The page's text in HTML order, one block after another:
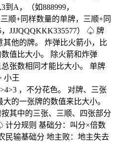
A，（如888999，
顺+同样数量的单牌，三顺+同
JJJQQQKKK335577） ♤ 牌
他的牌。 炸弹比火箭小，比
值比大小。 除火箭和炸弹
张数相同才能比大小。 单牌
小王
，不分花色。 对牌、三张
的一张牌的数值来比大小。
其中的三张、三顺、四张部分
计分规则 基础分：叫分×倍数
民输基础分 地主败：地主失去